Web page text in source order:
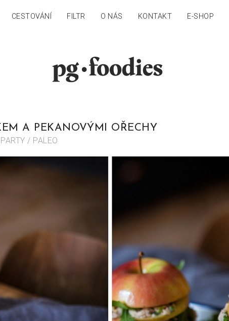
CESTOVÁNÍ FILTR O NÁS KONTAKT E-SHOP
A PEKANOVÝMI OŘECHY
/ PALEO